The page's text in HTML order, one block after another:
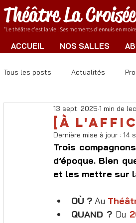
Théâtre La
"Le théâtre c'est la vie ! Ses moments d'ennuis en
ACCUEIL NOS SALLES
Tous les posts Actualités
Spectacle d'improvisation
[à
13 sept. 2025 1 min de
Dernière mise à jour : 14
Trois
d’époque. Bien
et les mettre sur
OÙ ? Au
QUAND ? Du